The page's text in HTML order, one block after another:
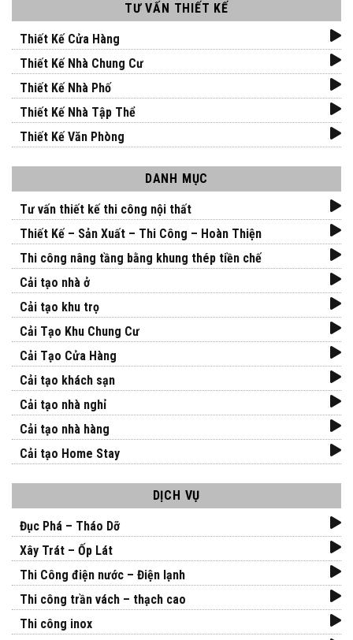
TƯ VẤN THIẾT KẾ
Thiết Kế Cửa Hàng
Thiết Kế Nhà Chung Cư
Thiết Kế Nhà Phố
Thiết Kế Nhà Tập Thể
Thiết Kế Văn Phòng
DANH MỤC
Tư vấn thiết kế thi công nội thất
Thiết Kế – Sản Xuất – Thi Công – Hoàn Thiện
Thi công nâng tầng bằng khung thép tiền chế
Cải tạo nhà ở
Cải tạo khu trọ
Cải Tạo Khu Chung Cư
Cải Tạo Cửa Hàng
Cải tạo khách sạn
Cải tạo nhà nghỉ
Cải tạo nhà hàng
Cải tạo Home Stay
DỊCH VỤ
Đục Phá – Tháo Dỡ
Xây Trát – Ốp Lát
Thi Công điện nước – Điện lạnh
Thi công trần vách – thạch cao
Thi công inox